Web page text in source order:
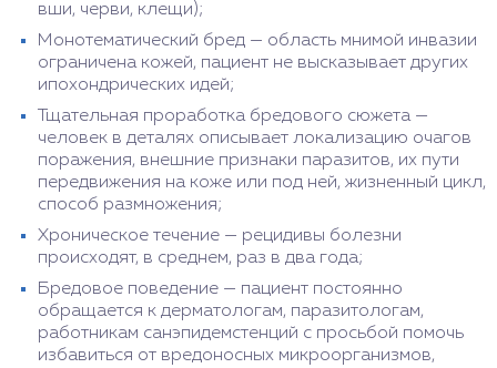
вши, черви, клещи);
Монотематический бред — область мнимой инвазии
ограничена кожей, пациент не высказывает других
ипохондрических идей;
Тщательная проработка бредового сюжета —
человек в деталях описывает локализацию очагов
поражения, внешние признаки паразитов, их пути
передвижения на коже или под ней, жизненный цикл,
способ размножения;
Хроническое течение — рецидивы болезни
происходят, в среднем, раз в два года;
Бредовое поведение — пациент постоянно
обращается к дерматологам, паразитологам,
работникам санэпидемстенций с просьбой помочь
избавиться от вредоносных микроорганизмов,